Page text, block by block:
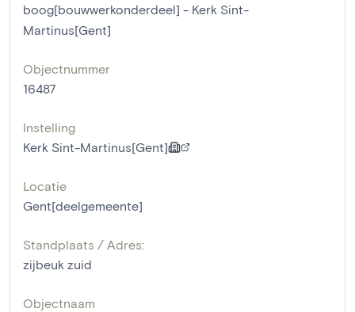
boog[bouwwerkonderdeel] - Kerk Sint-
Martinus[Gent]
Objectnummer
16487
Instelling
Kerk Sint-Martinus[Gent]
Locatie
Gent[deelgemeente]
Standplaats / Adres:
zijbeuk zuid
Objectnaam